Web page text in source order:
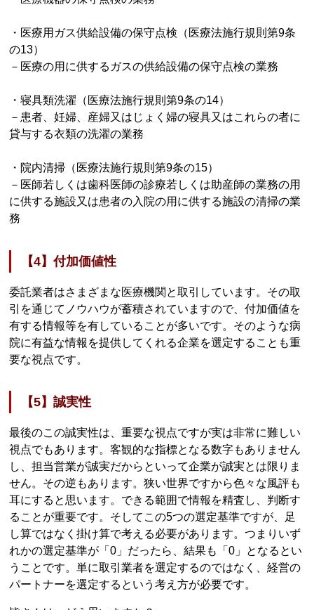
・医療用ガス供給設備の保守点検（医療法施行規則第9条
の13）
－医療の用に供するガスの供給設備の保守点検の業務
・寝具類洗濯（医療法施行規則第9条の14）
－患者、妊婦、産婦又はじょく婦の寝具又はこれらの者に
貸与する衣類の洗濯の業務
・院内清掃（医療法施行規則第9条の15）
－医師若しくは歯科医師の診療若しくは助産師の業務の用
に供する施設又は患者の入院の用に供する施設の清掃の業
務
【4】付加価値性
委託業者はさまざまな医療機関と取引しています。その取
引を通じてノウハウが蓄積されていますので、付加価値を
有する情報等を有していることが多いです。そのような病
院に有益な情報を提供してくれる企業を選定することも重
要な視点です。
【5】誠実性
最後のこの誠実性は、重要な視点ですが実は非常に難しい
視点でもあります。客観的な指標となる数字もありません
し、担当営業が誠実だからといって企業が誠実とは限りま
せん。その逆もあります。狭い世界ですから色々な風評も
耳にすると思います。できる範囲で情報を精査し、判断す
ることが重要です。そしてこの5つの選定基準ですが、足
し算ではなく掛け算で考える必要があります。つまりいず
れかの選定基準が「0」だったら、結果も「0」となるとい
うことです。単に取引業者を選定するのではなく、経営の
パートナーを選定するという考え方が必要です。